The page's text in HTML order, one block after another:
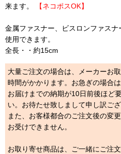
来ます。
【ネコポスOK】
金属ファスナー、ビスロンファス
使用できます。
全長・・約15cm
大量ご注文の場合は、メーカーお
時間がかかります。お急ぎの場合は
お届けまでの納期が10日前後ほど
い。お待たせ致しまして申し訳ござ
また、お客様都合のご注文後の変
お受けできません。
お取り寄せ商品は、ご一緒にご注